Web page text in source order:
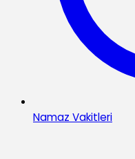
Namaz Vakitleri